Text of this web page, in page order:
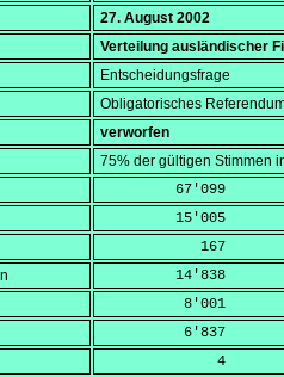
27. August 2002
Verteilung ausländischer
Entscheidungsfrage
Obligatorisches
verworfen
75% der gültigen Stimmen
         67'099
         15'005
            167
         14'838
          8'001
          6'837
              4